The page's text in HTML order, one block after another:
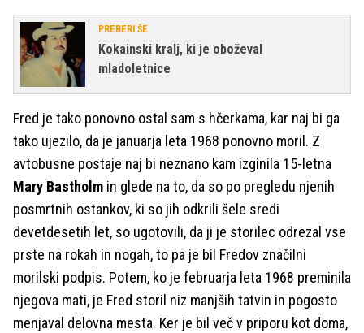
PREBERI ŠE
Kokainski kralj, ki je oboževal
mladoletnice
Fred je tako ponovno ostal sam s hčerkama, kar naj bi ga
tako ujezilo, da je januarja leta 1968 ponovno moril. Z
avtobusne postaje naj bi neznano kam izginila 15-letna
Mary Bastholm in glede na to, da so po pregledu njenih
posmrtnih ostankov, ki so jih odkrili šele sredi
devetdesetih let, so ugotovili, da ji je storilec odrezal vse
prste na rokah in nogah, to pa je bil Fredov značilni
morilski podpis. Potem, ko je februarja leta 1968 preminila
njegova mati, je Fred storil niz manjših tatvin in pogosto
menjaval delovna mesta. Ker je bil več v priporu kot doma,